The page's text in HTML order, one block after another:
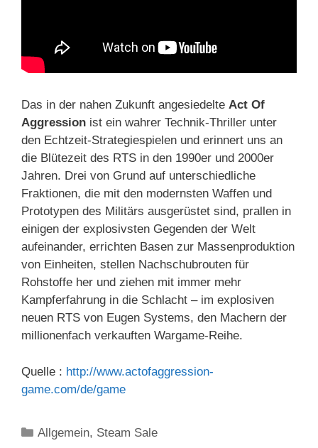
Das in der nahen Zukunft angesiedelte Act Of
Aggression ist ein wahrer Technik-Thriller unter
den Echtzeit-Strategiespielen und erinnert uns an
die Blütezeit des RTS in den 1990er und 2000er
Jahren. Drei von Grund auf unterschiedliche
Fraktionen, die mit den modernsten Waffen und
Prototypen des Militärs ausgerüstet sind, prallen in
einigen der explosivsten Gegenden der Welt
aufeinander, errichten Basen zur Massenproduktion
von Einheiten, stellen Nachschubrouten für
Rohstoffe her und ziehen mit immer mehr
Kampferfahrung in die Schlacht – im explosiven
neuen RTS von Eugen Systems, den Machern der
millionenfach verkauften Wargame-Reihe.
Quelle : http://www.actofaggression-
game.com/de/game
Kategorien
Allgemein, Steam Sale